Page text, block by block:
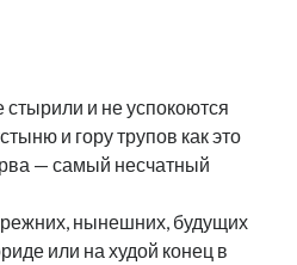
и не успокоются
и гору трупов как это
— самый несчатный
нынешних, будущих
или на худой конец в